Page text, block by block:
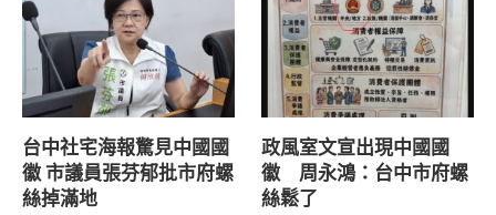
台中社宅海報驚見中國國
徽 市議員張芬郁批市府螺
絲掉滿地
政風室文宣出現中國國
徽 周永鴻：台中市府螺
絲鬆了